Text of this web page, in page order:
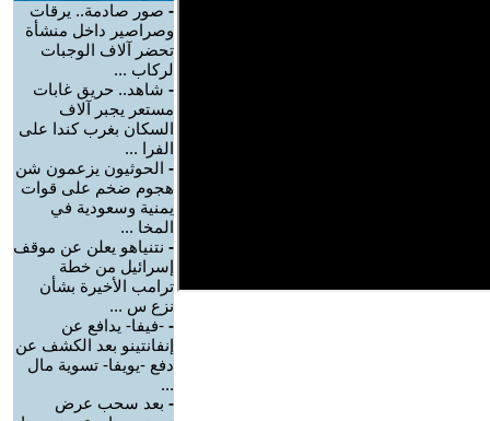
- صور صادمة.. يرقات
وصراصير داخل منشأة
تحضر آلاف الوجبات
لركاب ...
- شاهد.. حريق غابات
مستعر يجبر آلاف
السكان بغرب كندا على
الفرا ...
- الحوثيون يزعمون شن
هجوم ضخم على قوات
يمنية وسعودية في
المخا ...
- نتنياهو يعلن عن موقف
إسرائيل من خطة
ترامب الأخيرة بشأن
نزع س ...
- -فيفا- يدافع عن
إنفانتينو بعد الكشف عن
دفع -يويفا- تسوية مال
...
- بعد سحب عرض